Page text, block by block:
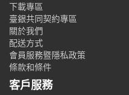
下載專區
臺銀共同契約專區
關於我們
配送方式
會員服務暨隱私政策
條款和條件
客戶服務